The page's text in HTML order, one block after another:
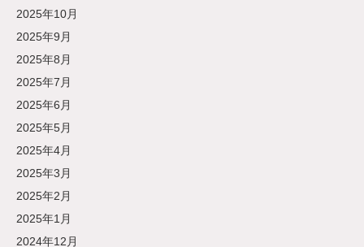
2025年10月
2025年9月
2025年8月
2025年7月
2025年6月
2025年5月
2025年4月
2025年3月
2025年2月
2025年1月
2024年12月